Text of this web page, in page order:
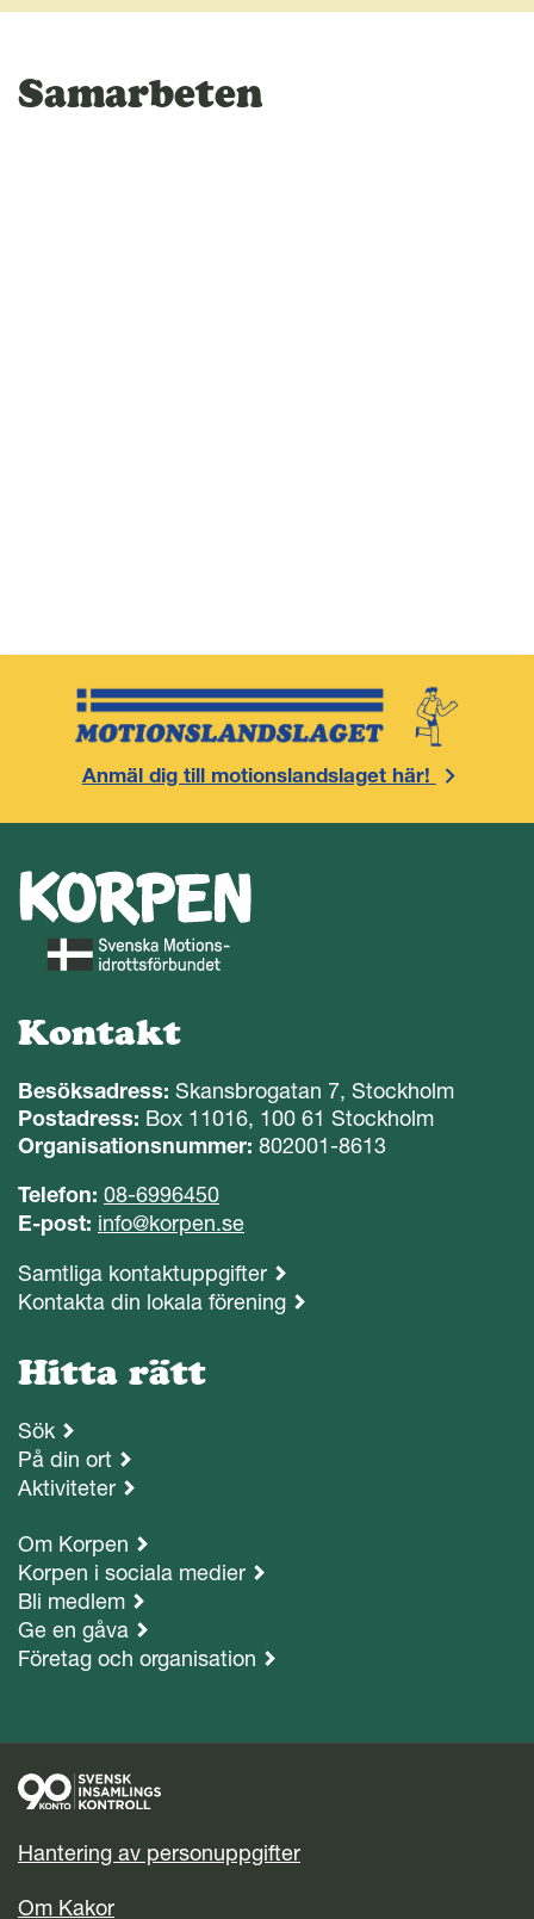
Samarbeten
Anmäl dig till motionslandslaget här!
Kontakt
Besöksadress: Skansbrogatan 7, Stockholm
Postadress: Box 11016, 100 61 Stockholm
Organisationsnummer: 802001-8613
Telefon: 08-6996450
E-post: info@korpen.se
Samtliga kontaktuppgifter
Kontakta din lokala förening
Hitta rätt
Sök
På din ort
Aktiviteter
Om Korpen
Korpen i sociala medier
Bli medlem
Ge en gåva
Företag och organisation
Hantering av personuppgifter
Om Kakor